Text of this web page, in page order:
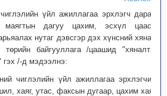
үйл ажиллагаа эрхлэгч дараах
маягтын дагуу цахим, эсхүл цаасан
нутаг дэвсгэр дэх хүнсний хяналт
төрийн байгууллага /цаашид "хяналтын
гэх /-д мэдээлнэ:
чиглэлийн үйл ажиллагаа эрхлэгчийн
хаяг, утас, факсын дугаар, цахим хаяг;